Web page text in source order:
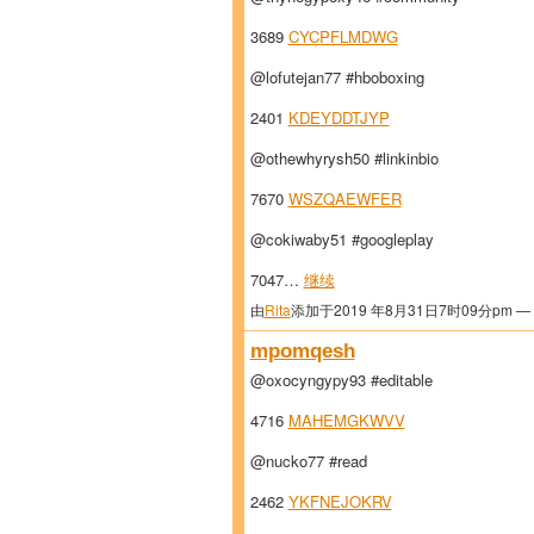
3689 CYCPFLMDWG
@lofutejan77 #hboboxing
2401 KDEYDDTJYP
@othewhyrysh50 #linkinbio
7670 WSZQAEWFER
@cokiwaby51 #googleplay
7047… 继续
由Rita添加于2019 年8月31日7时09分pm —
mpomqesh
@oxocyngypy93 #editable
4716 MAHEMGKWVV
@nucko77 #read
2462 YKFNEJOKRV